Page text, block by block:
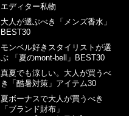
エディター私物
大人が選ぶべき「メンズ香水」
BEST30
モンベル好きスタイリストが選
ぶ 「夏のmont-bell」BEST30
真夏でも涼しい。大人が買うべ
き「酷暑対策」アイテム30
夏ボーナスで大人が買うべき
「ブランド財布」